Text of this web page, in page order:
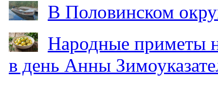
В Половинском
Народные приметы
в день Анны